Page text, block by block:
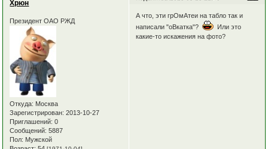
Хрюн
Президент ОАО РЖД
Откуда: Москва
Зарегистрирован: 2013-10-27
Приглашений: 0
Сообщений: 5887
Пол: Мужской
А что, эти грОмАтеи на табло так и
написали "оВкатка"?
Или это
какие-то искажения на фото?